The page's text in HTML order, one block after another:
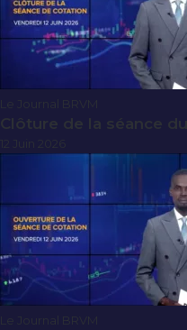
Le Journal BRVM
Clôture de la séance
Le Journal BRVM